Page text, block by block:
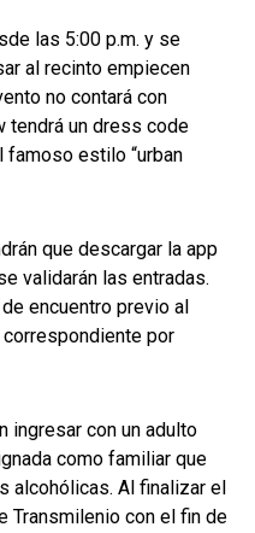
las 5:00 p.m. y se
al recinto empiecen
no contará con
tendrá un dress code
famoso estilo “urban
que descargar la app
validarán las entradas.
encuentro previo al
por
ingresar con un adulto
como familiar que
alcohólicas. Al finalizar el
Transmilenio con el fin de